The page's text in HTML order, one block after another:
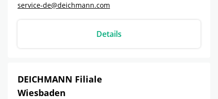
service-de@deichmann.com
Details
DEICHMANN Filiale
Wiesbaden